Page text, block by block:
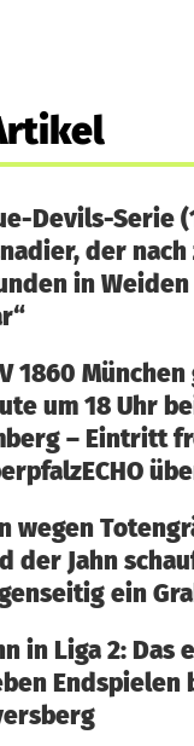
Devils-Serie
der nach
in
1860
um 18 Uhr
– Eintritt
wegen
der Jahn
ein
in Liga 2: Das
Endspielen